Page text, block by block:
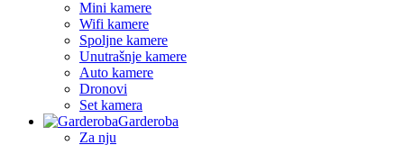
Mini kamere
Wifi kamere
Spoljne kamere
Unutrašnje kamere
Auto kamere
Dronovi
Set kamera
Garderoba
Za nju